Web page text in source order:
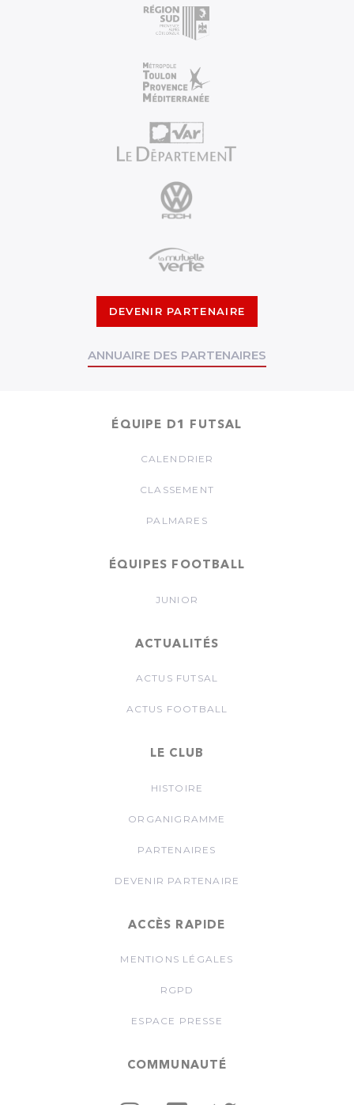
DEVENIR PARTENAIRE
ANNUAIRE DES PARTENAIRES
ÉQUIPE D1 FUTSAL
CALENDRIER
CLASSEMENT
PALMARES
ÉQUIPES FOOTBALL
JUNIOR
ACTUALITÉS
ACTUS FUTSAL
ACTUS FOOTBALL
LE CLUB
HISTOIRE
ORGANIGRAMME
PARTENAIRES
DEVENIR PARTENAIRE
ACCÈS RAPIDE
MENTIONS LÉGALES
RGPD
ESPACE PRESSE
COMMUNAUTÉ